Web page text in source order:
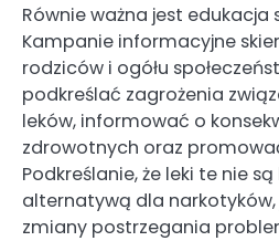
Równie ważna jest edukacja
Kampanie informacyjne
rodziców i ogółu
podkreślać zagrożenia
leków, informować o
zdrowotnych oraz
Podkreślanie, że leki te nie
alternatywą dla
zmiany postrzegania